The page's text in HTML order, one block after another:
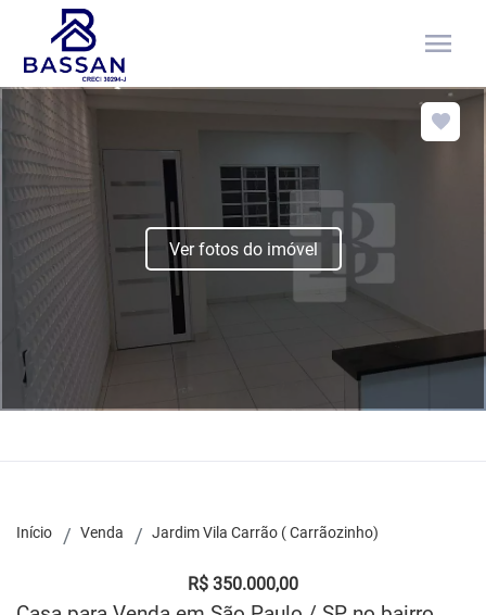
menu
Ver fotos do imóvel
Início Venda Jardim Vila Carrão ( Carrãozinho)
R$ 350.000,00